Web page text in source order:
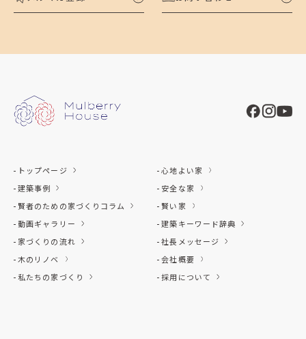
トップページ
建築事例
賢者のための家づくりコラム
動画ギャラリー
家づくりの流れ
木のリノベ
私たちの家づくり
心地よい家
安全な家
賢い家
建築キーワード辞典
社長メッセージ
会社概要
採用について